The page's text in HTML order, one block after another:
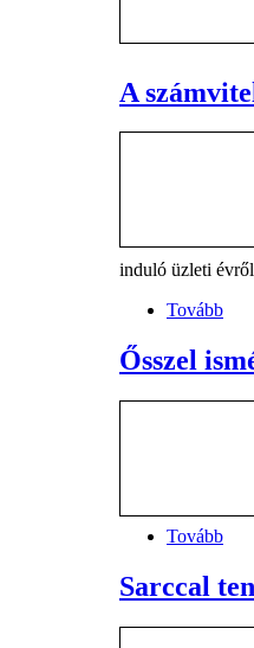
A
induló üzleti
Tovább
Ősszel
Tovább
Sarccal